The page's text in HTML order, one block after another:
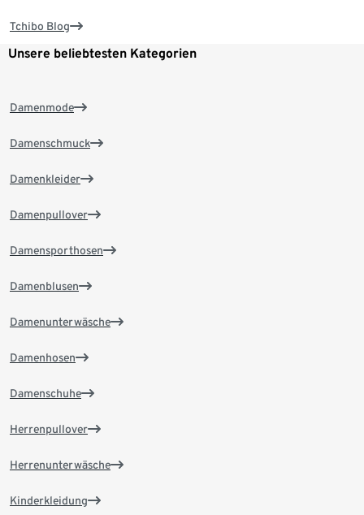
Tchibo Blog
Unsere beliebtesten Kategorien
Damenmode
Damenschmuck
Damenkleider
Damenpullover
Damensporthosen
Damenblusen
Damenunterwäsche
Damenhosen
Damenschuhe
Herrenpullover
Herrenunterwäsche
Kinderkleidung